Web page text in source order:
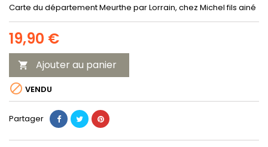
Carte du département Meurthe par Lorrain, chez Michel fils ainé
19,90 €
 Ajouter au panier
 VENDU
Partager